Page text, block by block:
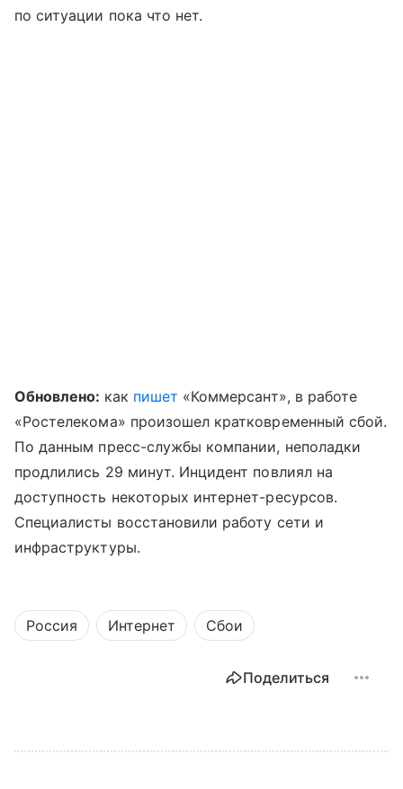
по ситуации пока что нет.
Обновлено: как пишет «Коммерсант», в работе
«Ростелекома» произошел кратковременный сбой.
По данным пресс-службы компании, неполадки
продлились 29 минут. Инцидент повлиял на
доступность некоторых интернет-ресурсов.
Специалисты восстановили работу сети и
инфраструктуры.
Россия Интернет Сбои
Поделиться